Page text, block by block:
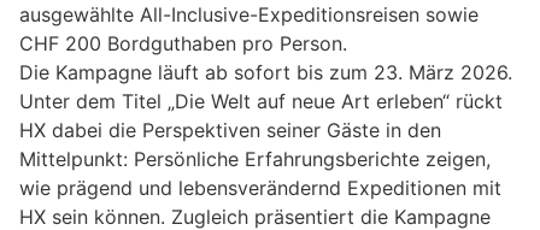
ausgewählte All-Inclusive-Expeditionsreisen sowie
CHF 200 Bordguthaben pro Person.
Die Kampagne läuft ab sofort bis zum 23. März 2026.
Unter dem Titel „Die Welt auf neue Art erleben“ rückt
HX dabei die Perspektiven seiner Gäste in den
Mittelpunkt: Persönliche Erfahrungsberichte zeigen,
wie prägend und lebensverändernd Expeditionen mit
HX sein können. Zugleich präsentiert die Kampagne